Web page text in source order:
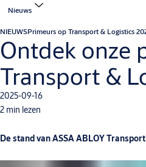
Nieuws
NIEUWSPrimeurs op Transport & Logistics
Ontdek onze
Transport &
2025-09-16
2 min lezen
De stand van ASSA ABLOY